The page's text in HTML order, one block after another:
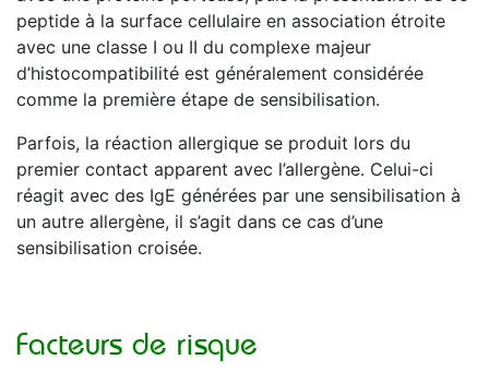
peptide à la surface cellulaire en association étroite
avec une classe I ou II du complexe majeur
d’histocompatibilité est généralement considérée
comme la première étape de sensibilisation.
Parfois, la réaction allergique se produit lors du
premier contact apparent avec l’allergène. Celui-ci
réagit avec des IgE générées par une sensibilisation à
un autre allergène, il s’agit dans ce cas d’une
sensibilisation croisée.
Facteurs de risque